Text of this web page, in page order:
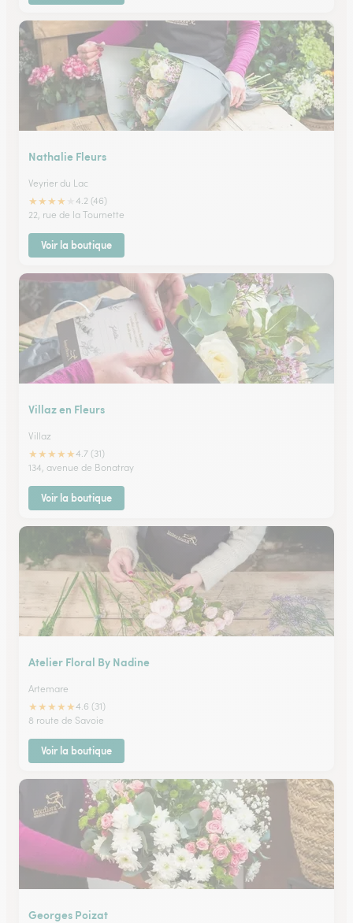
Nathalie Fleurs
Veyrier du Lac
★★★★
4.2 (46)
22, rue de la Tournette
Voir la boutique
Villaz en Fleurs
Villaz
★★★★★4.7 (31)
134, avenue de Bonatray
Voir la boutique
Atelier Floral By Nadine
Artemare
★★★★★4.6 (31)
8 route de Savoie
Voir la boutique
Georges Poizat